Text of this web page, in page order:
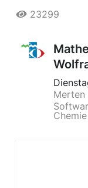
23299
Merten
Chemie